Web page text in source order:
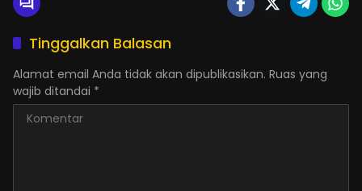
Tinggalkan Balasan
Alamat email Anda tidak akan dipublikasikan. Ruas yang
wajib ditandai *